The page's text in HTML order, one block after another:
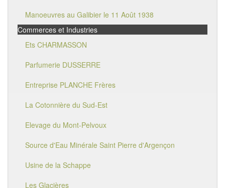
Manoeuvres au Galibier le 11 Août 1938
Commerces et Industries
Ets CHARMASSON
Parfumerie DUSSERRE
Entreprise PLANCHE Frères
La Cotonnière du Sud-Est
Elevage du Mont-Pelvoux
Source d'Eau Minérale Saint Pierre d'Argençon
Usine de la Schappe
Les Glacières